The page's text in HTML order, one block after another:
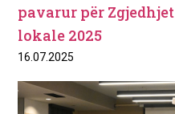
pavarur për Zgjedhjet
lokale 2025
16.07.2025